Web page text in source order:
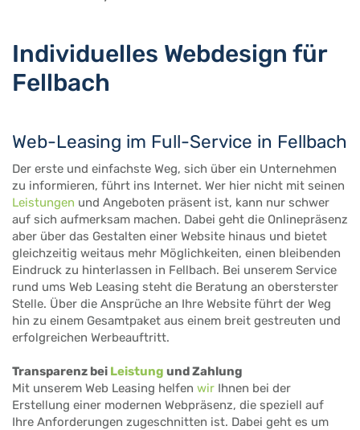
Individuelles Webdesign für
Fellbach
Web-Leasing im Full-Service in Fellbach
Der erste und einfachste Weg, sich über ein Unternehmen
zu informieren, führt ins Internet. Wer hier nicht mit seinen
Leistungen und Angeboten präsent ist, kann nur schwer
auf sich aufmerksam machen. Dabei geht die Onlinepräsenz
aber über das Gestalten einer Website hinaus und bietet
gleichzeitig weitaus mehr Möglichkeiten, einen bleibenden
Eindruck zu hinterlassen in Fellbach. Bei unserem Service
rund ums Web Leasing steht die Beratung an obersterster
Stelle. Über die Ansprüche an Ihre Website führt der Weg
hin zu einem Gesamtpaket aus einem breit gestreuten und
erfolgreichen Werbeauftritt.
Transparenz bei Leistung und Zahlung
Mit unserem Web Leasing helfen wir Ihnen bei der
Erstellung einer modernen Webpräsenz, die speziell auf
Ihre Anforderungen zugeschnitten ist. Dabei geht es um